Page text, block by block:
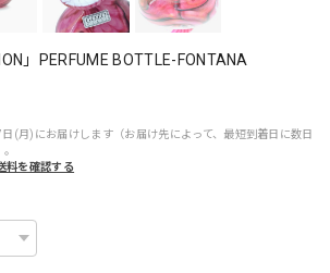
」PERFUME BOTTLE-FONTANA
(月)にお届けします（お届け先によって、最短到着日に数日
料を確認する